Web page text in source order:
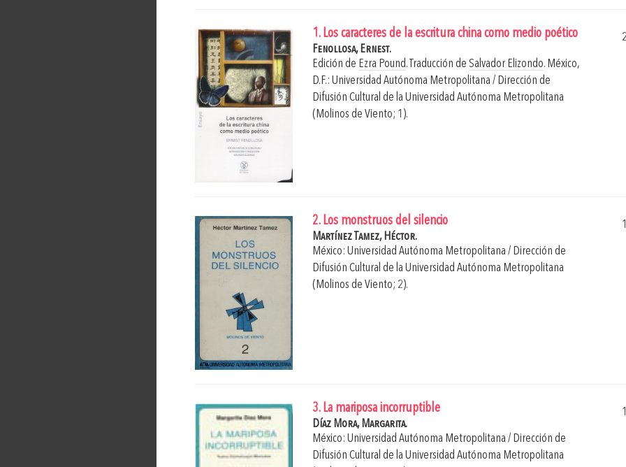
1. Los caracteres de la escritura china como medio poético
Fenollosa, Ernest.
Edición de Ezra Pound. Traducción deSalvador Elizondo. México,
D.F.: Universidad Autónoma Metropolitana / Dirección de
Difusión Cultural de la Universidad Autónoma Metropolitana
(Molinos de Viento; 1).
2. Los monstruos del silencio
Martínez Tamez, Héctor.
México: Universidad Autónoma Metropolitana / Dirección de
Difusión Cultural de la Universidad Autónoma Metropolitana
(Molinos de Viento; 2).
3. La mariposa incorruptible
Díaz Mora, Margarita.
México: Universidad Autónoma Metropolitana / Dirección de
Difusión Cultural de la Universidad Autónoma Metropolitana